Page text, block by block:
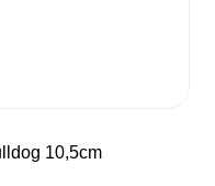
10,5cm